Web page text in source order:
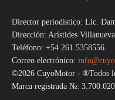
Director periodístico: Lic.
Dirección: Arístides
Teléfono: +54 261 5358556
Correo electrónico:
©2026 CuyoMotor - ®Todos
Marca registrada №: 3.700.020